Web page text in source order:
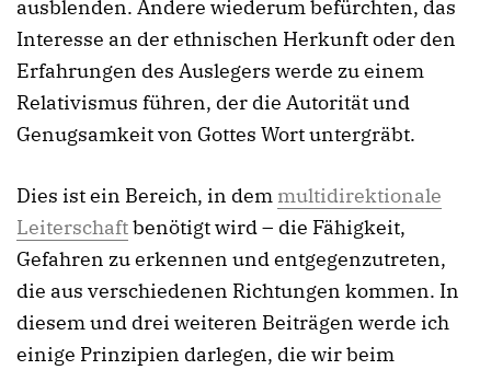
ausblenden. Andere wiederum befürchten, das
Interesse an der ethnischen Herkunft oder den
Erfahrungen des Auslegers werde zu einem
Relativismus führen, der die Autorität und
Genugsamkeit von Gottes Wort untergräbt.
Dies ist ein Bereich, in dem multidirektionale
Leiterschaftbenötigt wird – die Fähigkeit,
Gefahren zu erkennen und entgegenzutreten,
die aus verschiedenen Richtungen kommen. In
diesem und drei weiteren Beiträgen werde ich
einige Prinzipien darlegen, die wir beim